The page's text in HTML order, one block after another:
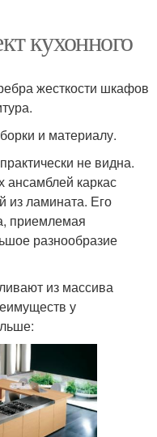
кухонного
жесткости шкафов
и материалу.
не видна.
ансамблей каркас
из ламината. Его
приемлемая
разнообразие
из массива
у